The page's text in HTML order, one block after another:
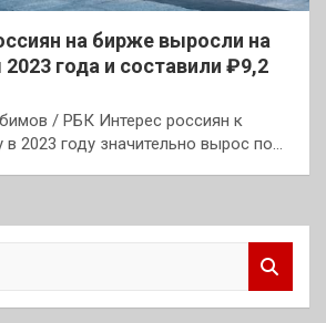
на бирже выросли на
2023 года и составили ₽9,2
/ РБК Интерес россиян к
2023 году значительно вырос по…